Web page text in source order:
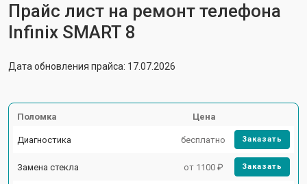
Прайс лист на ремонт телефона
Infinix SMART 8
Дата обновления прайса: 17.07.2026
Поломка Цена
Диагностика бесплатно Заказать
Замена стекла от 1100 ₽ Заказать